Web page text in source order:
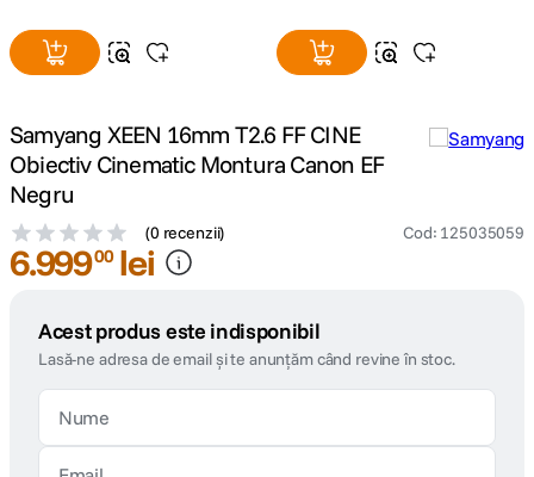
Samyang XEEN 16mm T2.6 FF CINE
Obiectiv Cinematic Montura Canon EF
Negru
(0 recenzii) Cod: 125035059
6.99900 lei
Acest produs este indisponibil
Lasă-ne adresa de email și te anunțăm când revine în stoc.